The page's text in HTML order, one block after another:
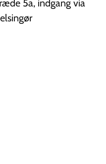
5a, indgang via